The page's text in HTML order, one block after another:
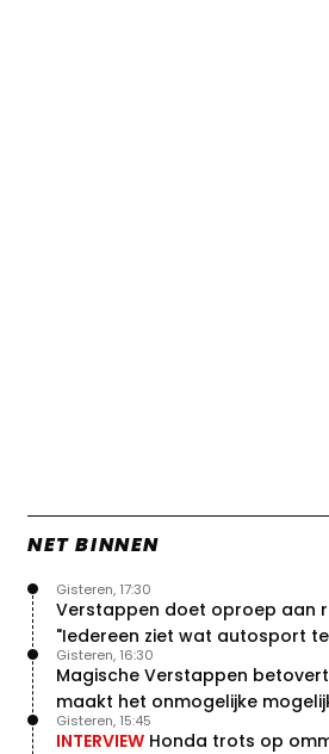
NET BINNEN
Verstappen doet oproep aan
"Iedereen ziet wat autosport
brengt"
Gisteren, 17:30
Magische Verstappen betovert
maakt het onmogelijke
Gisteren, 16:30
INTERVIEW Honda trots op
Gisteren, 15:45